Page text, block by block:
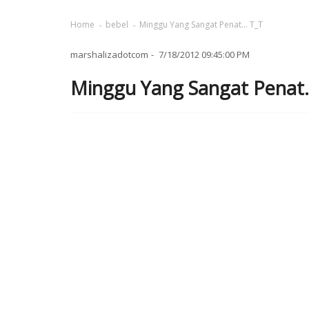
Home bebel Minggu Yang Sangat Penat... T_T
marshalizadotcom 7/18/2012 09:45:00 PM
Minggu Yang Sangat